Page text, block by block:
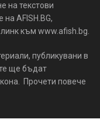
на текстови
AFISH.BG,
към www.afish.bg.
публикувани в
ще бъдат
Прочети повече